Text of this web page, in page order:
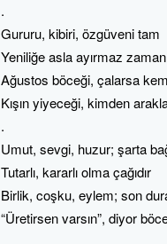
.
Gururu, kibiri, özgüveni tam
Yeniliğe asla ayırmaz zaman
Ağustos böceği, çalarsa
Kışın yiyeceği, kimden
.
Umut, sevgi, huzur; şarta
Tutarlı, kararlı olma çağıdır
Birlik, coşku, eylem; son
“Üretirsen varsın”, diyor